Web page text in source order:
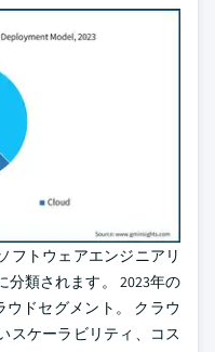
フトウェアエンジニアリ
分類されます。 2023年の
ウドセグメント。 クラウ
スケーラビリティ、コス